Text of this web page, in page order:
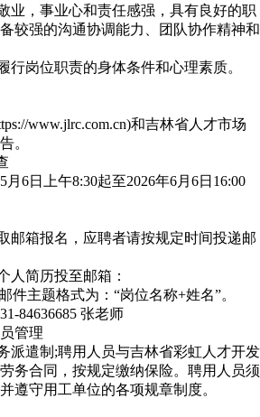
，事业心和责任感强，具有良好的职
较强的沟通协调能力、团队协作精神和
岗位职责的身体条件和心理素质。
www.jlrc.com.cn)和吉林省人才市场
。
6日上午8:30起至2026年6月6日16:00
箱报名，应聘者请按规定时间投递邮
简历投至邮箱：
件主题格式为：“岗位名称+姓名”。
84636685 张老师
管理
遣制;聘用人员与吉林省彩虹人才开发
务合同，按规定缴纳保险。聘用人员须
遵守用工单位的各项规章制度。